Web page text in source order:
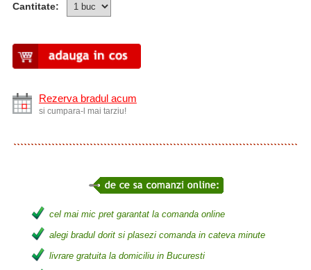
Cantitate:
Rezerva bradul acum
si cumpara-l mai tarziu!
cel mai mic pret garantat la comanda online
alegi bradul dorit si plasezi comanda in cateva minute
livrare gratuita la domiciliu in Bucuresti